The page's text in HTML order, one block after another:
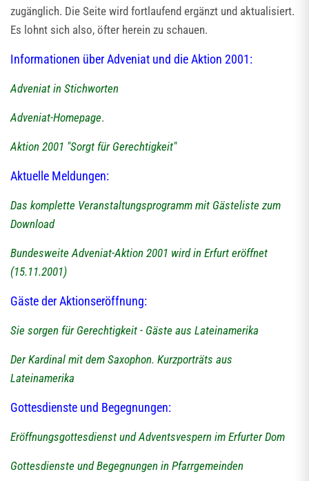
zugänglich. Die Seite wird fortlaufend ergänzt und aktualisiert.
Es lohnt sich also, öfter herein zu schauen.
Informationen über Adveniat und die Aktion 2001:
Adveniat in Stichworten
Adveniat-Homepage.
Aktion 2001 "Sorgt für Gerechtigkeit"
Aktuelle Meldungen:
Das komplette Veranstaltungsprogramm mit Gästeliste zum
Download
Bundesweite Adveniat-Aktion 2001 wird in Erfurt eröffnet
(15.11.2001)
Gäste der Aktionseröffnung:
Sie sorgen für Gerechtigkeit - Gäste aus Lateinamerika
Der Kardinal mit dem Saxophon. Kurzporträts aus
Lateinamerika
Gottesdienste und Begegnungen:
Eröffnungsgottesdienst und Adventsvespern im Erfurter Dom
Gottesdienste und Begegnungen in Pfarrgemeinden